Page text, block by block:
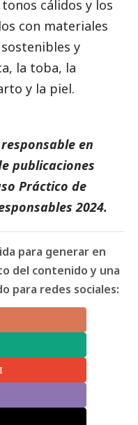
cálidos y los
con materiales
y
la toba, la
y la piel.
en
publicaciones
Práctico de
2024.
para generar en
del contenido y una
para redes sociales: